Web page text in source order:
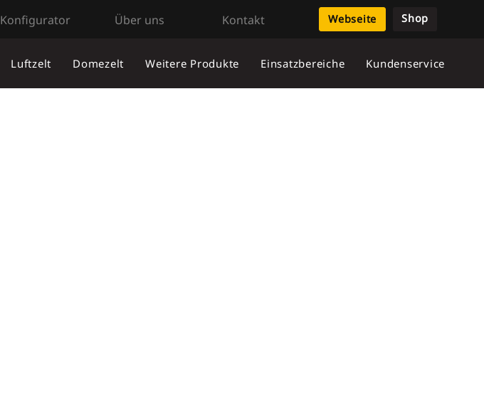
Konfigurator Über uns Kontakt Webseite Shop
Luftzelt Domezelt Weitere Produkte Einsatzbereiche Kundenservice